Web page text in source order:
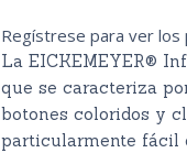
Regístrese para ver los
La EICKEMEYER®
que se caracteriza
botones coloridos y
particularmente fácil